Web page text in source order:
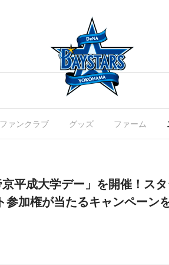
ファンクラブ グッズ ファーム
平成大学デー」を開催！ス
加権が当たるキャンペーン